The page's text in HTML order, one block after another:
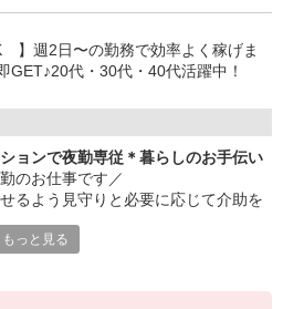
】週2日〜の勤務で効率よく稼げま
GET♪20代・30代・40代活躍中！
ョンで夜勤専従＊暮らしのお手伝い
のお仕事です／
るよう見守りと必要に応じて介助を
もっと見る